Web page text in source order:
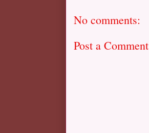
No comments:
Post a Comment